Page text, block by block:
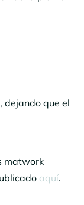
dejando que el
matwork
aquí.